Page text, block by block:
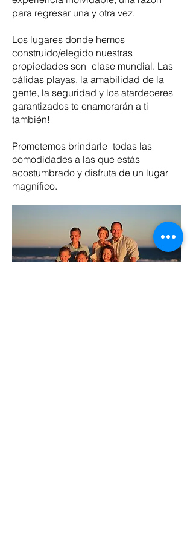
para regresar una y otra vez.
Los lugares donde hemos
construido/elegido nuestras
propiedades son clase mundial. Las
cálidas playas, la amabilidad de la
gente, la seguridad y los atardeceres
garantizados te enamorarán a ti
también!
Prometemos brindarle todas las
comodidades a las que estás
acostumbrado y disfruta de un lugar
magnífico.